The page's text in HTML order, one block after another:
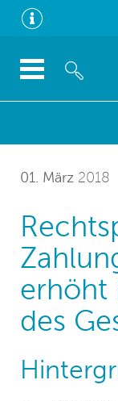
01. März 2018
erhöht
des